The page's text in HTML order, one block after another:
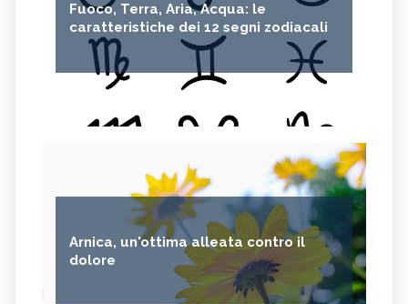
Fuoco, Terra, Aria, Acqua: le
caratteristiche dei 12 segni zodiacali
Arnica, un'ottima alleata contro il
dolore